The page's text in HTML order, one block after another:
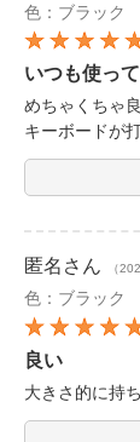
色：ブラック
いつも使っ
めちゃくちゃ
キーボードが
匿名 さん （
色：ブラック
良い
大きさ的に持